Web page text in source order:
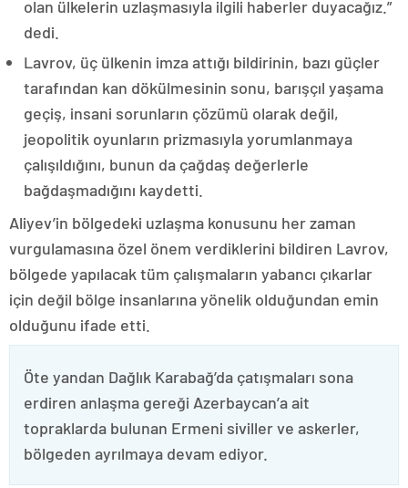
olan ülkelerin uzlaşmasıyla ilgili haberler duyacağız.”
dedi.
Lavrov, üç ülkenin imza attığı bildirinin, bazı güçler
tarafından kan dökülmesinin sonu, barışçıl yaşama
geçiş, insani sorunların çözümü olarak değil,
jeopolitik oyunların prizmasıyla yorumlanmaya
çalışıldığını, bunun da çağdaş değerlerle
bağdaşmadığını kaydetti.
Aliyev’in bölgedeki uzlaşma konusunu her zaman
vurgulamasına özel önem verdiklerini bildiren Lavrov,
bölgede yapılacak tüm çalışmaların yabancı çıkarlar
için değil bölge insanlarına yönelik olduğundan emin
olduğunu ifade etti.
Öte yandan Dağlık Karabağ’da çatışmaları sona
erdiren anlaşma gereği Azerbaycan’a ait
topraklarda bulunan Ermeni siviller ve askerler,
bölgeden ayrılmaya devam ediyor.